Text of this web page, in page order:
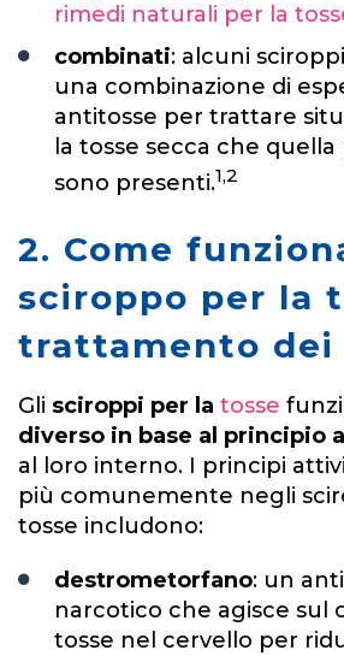
rimedi naturali per la
combinati: alcuni
una combinazione di
antitosse per trattare
la tosse secca che
sono presenti.1,2
2. Come
sciroppo per la
trattamento dei
Gli sciroppi per la tosse
diverso in base al principio
al loro interno. I principi
più comunemente negli
tosse includono:
destrometorfano: un
narcotico che agisce sul
tosse nel cervello per